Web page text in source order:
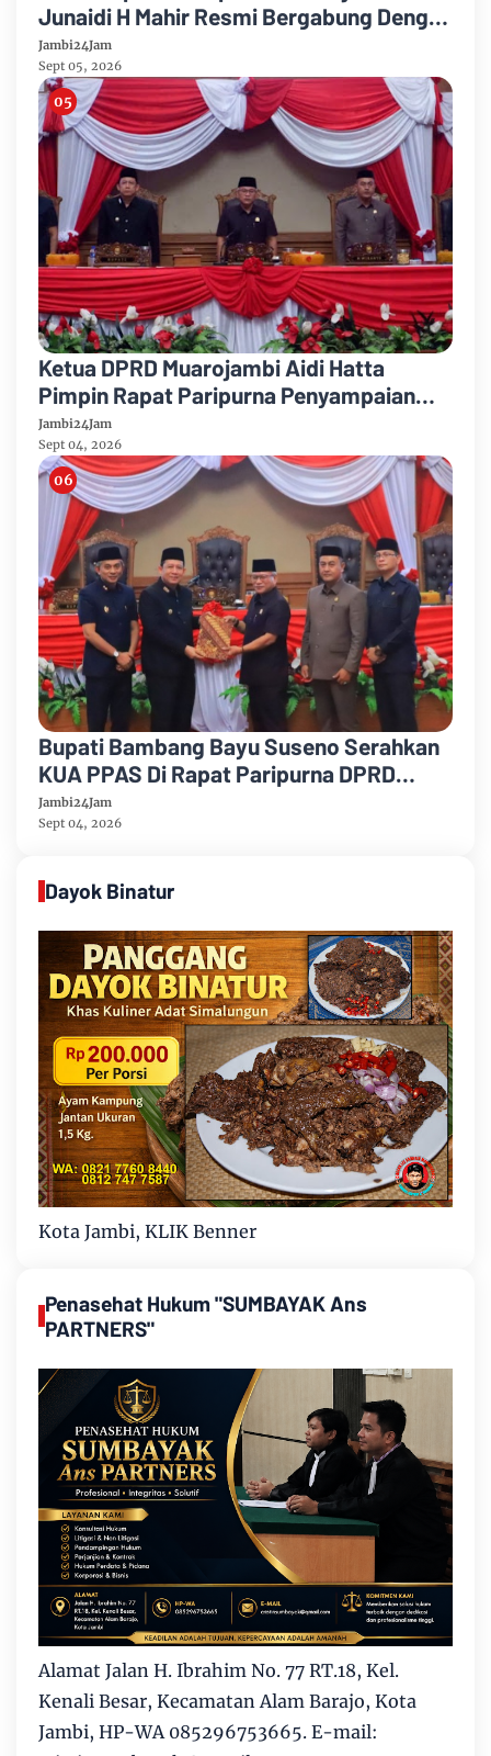
Junaidi H Mahir Resmi Bergabung Dengan
Partai Demikrat
Jambi24Jam
Sept 05, 2026
Ketua DPRD Muarojambi Aidi Hatta
Pimpin Rapat Paripurna Penyampaian
Rancangan Perubahan KUA-PPAS Tahun
Anggaran 2026
Jambi24Jam
Sept 04, 2026
Bupati Bambang Bayu Suseno Serahkan
KUA PPAS Di Rapat Paripurna DPRD
Muarojambi
Jambi24Jam
Sept 04, 2026
Dayok Binatur
Kota Jambi, KLIK Benner
Penasehat Hukum "SUMBAYAK Ans
PARTNERS"
Alamat Jalan H. Ibrahim No. 77 RT.18, Kel.
Kenali Besar, Kecamatan Alam Barajo, Kota
Jambi, HP-WA 085296753665. E-mail: